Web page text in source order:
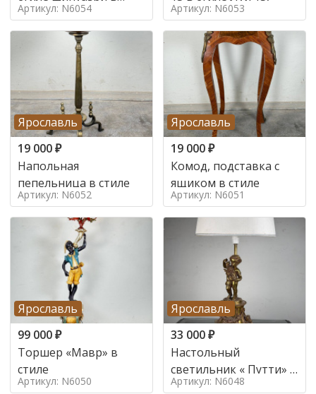
стиле шинуазри,
Артикул: N6054 Артикул: N6053
Ярославль
19 000₽
Напольная
пепельница в стиле
Артикул: N6052
Ярославль
19 000₽
Комод, подставка с
ящиком в стиле
Артикул: N6051
Ярославль
99 000₽
Торшер «Мавр» в
стиле
Артикул: N6050
Ярославль
33 000₽
Настольный
светильник « Путти» в
стиле
Артикул: N6048